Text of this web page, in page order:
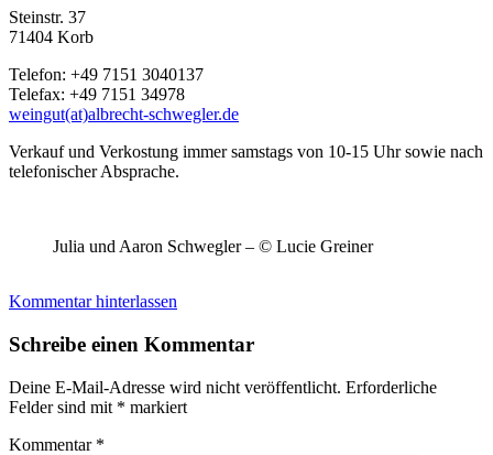
Steinstr. 37
71404 Korb
Telefon: +49 7151 3040137
Telefax: +49 7151 34978
weingut(at)albrecht-schwegler.de
Verkauf und Verkostung immer samstags von 10-15 Uhr sowie nach
telefonischer Absprache.
Julia und Aaron Schwegler – © Lucie Greiner
Kommentar hinterlassen
Schreibe einen Kommentar
Deine E-Mail-Adresse wird nicht veröffentlicht. Erforderliche
Felder sind mit * markiert
Kommentar *